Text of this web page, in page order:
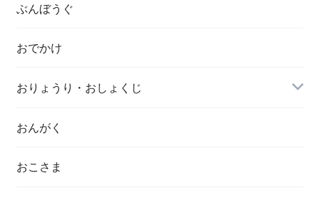
ぶんぼうぐ
おでかけ
おりょうり・おしょくじ
おんがく
おこさま